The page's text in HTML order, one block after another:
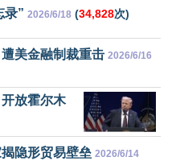
录” 2026/6/18 (34,828次)
美金融制裁重击 2026/6/16
放霍尔木
隐形贸易壁垒 2026/6/14